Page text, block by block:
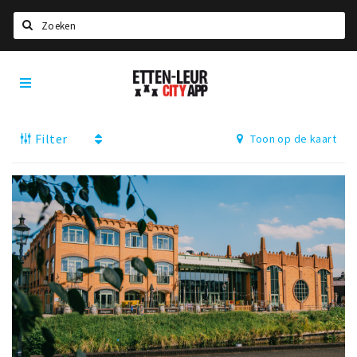
Home
Deals
Nieuws, interviews & blogs
Eten
Drinken
Slapen
Recreatief
Winkels
Etten-
Leur
Filter
Toon op de kaart